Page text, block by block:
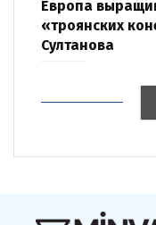
Европа
«троянских
Султанова